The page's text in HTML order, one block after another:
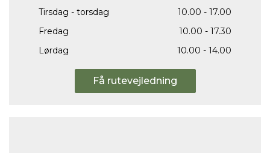
Tirsdag - torsdag
10.00 - 17.00
Fredag
10.00 - 17.30
Lørdag
10.00 - 14.00
Få rutevejledning